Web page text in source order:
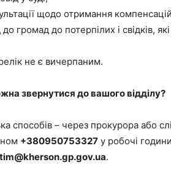
щодо отримання
до громад до потерпілих і свідків,
не є вичерпаним.
звернутися до вашого відділу?
способів – через прокурора або
+380950753327 у робочі
.